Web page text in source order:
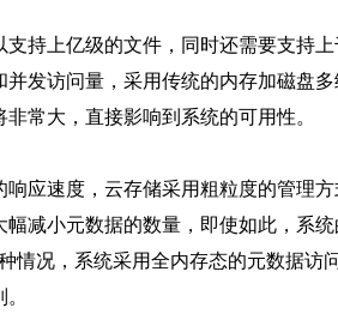
上亿级的文件，同时还需要支持上
并发访问量，采用传统的内存加磁盘
常大，直接影响到系统的可用性。
速度，云存储采用粗粒度的管理方
幅减小元数据的数量，即使如此，系
情况，系统采用全内存态的元数据访